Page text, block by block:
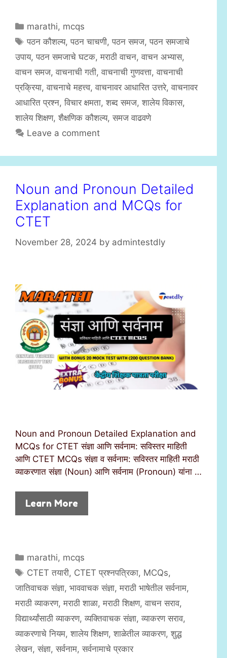
C
a
e
g
o
r
i
s
marathi, mcqs
T
a
s
पठन कौशल्य,पठन चाचणी,पठन समज,पठन समजाचे
उपाय, पठन समजाचे घटक, मराठी वाचन, वाचन अभ्यास,
वाचन समज, वाचनाची गती, वाचनाची गुणवत्ता, वाचनाची
प्रक्रिया, वाचनाचे महत्त्व, वाचनावर आधारित उत्तरे, वाचनावर
आधारित प्रश्न, विचार क्षमता, शब्द समज, शालेय विकास,
शालेय शिक्षण, शैक्षणिक कौशल्य, समज वाढवणे
Leave a comment
Noun and Pronoun Detailed
Explanation and MCQs for
CTET
November 28, 2024 by admintestdly
Noun and Pronoun Detailed Explanation and
MCQs for CTET संज्ञा आणि सर्वनाम: सविस्तर माहिती
आणि CTET MCQs संज्ञा व सर्वनाम: सविस्तर माहिती मराठी
व्याकरणात संज्ञा (Noun) आणि सर्वनाम (Pronoun) यांना …
Learn More
C
a
e
g
o
r
i
marathi, mcqs
T
a
s
CTET तयारी, CTET प्रश्नपत्रिका, MCQs,
जातिवाचक संज्ञा, भाववाचक संज्ञा, मराठी भाषेतील सर्वनाम,
मराठी व्याकरण, मराठी शाळा, मराठी शिक्षण, वाचन सराव,
विद्यार्थ्यांसाठी व्याकरण, व्यक्तिवाचक संज्ञा, व्याकरण सराव,
व्याकरणाचे नियम, शालेय शिक्षण, शाळेतील व्याकरण, शुद्ध
लेखन, संज्ञा, सर्वनाम, सर्वनामाचे प्रकार